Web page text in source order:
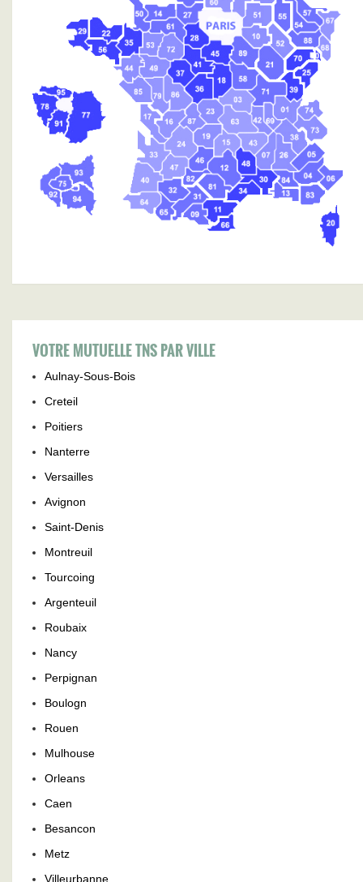
VOTRE MUTUELLE TNS PAR VILLE
Aulnay-Sous-Bois
Creteil
Poitiers
Nanterre
Versailles
Avignon
Saint-Denis
Montreuil
Tourcoing
Argenteuil
Roubaix
Nancy
Perpignan
Boulogn
Rouen
Mulhouse
Orleans
Caen
Besancon
Metz
Villeurbanne